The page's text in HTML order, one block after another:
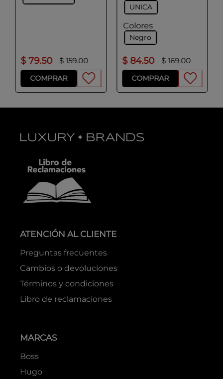
$ 79.50 $ 159.00
COMPRAR
UNICA
Colores
Negro
$ 84.50 $ 169.00
COMPRAR
ATENCIÓN AL CLIENTE
Preguntas frecuentes
Cambios o devoluciones
Términos y condiciones
Libro de reclamaciones
MARCAS
Boss
Hugo